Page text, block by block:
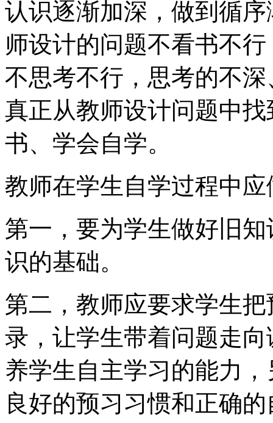
认识逐渐加深，做到循
师设计的问题不看书不
不思考不行，思考的不
真正从教师设计问题中
书、学会自学。
教师在学生自学过程中
第一，要为学生做好旧
识的基础。
第二，教师应要求学生
录，让学生带着问题走
养学生自主学习的能力
良好的预习习惯和正确